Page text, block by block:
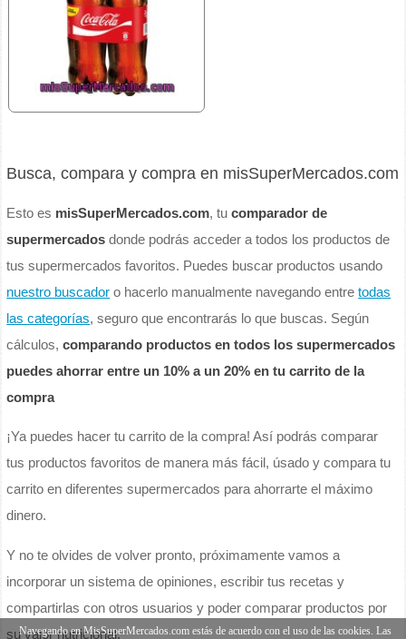
Busca, compara y compra en misSuperMercados.com
Esto es misSuperMercados.com, tucomparador de
supermercados donde podrás acceder a todos los productos de
tus supermercados favoritos. Puedes buscar productos usando
nuestro buscador o hacerlo manualmente navegando entretodas
las categorías, seguro que encontrarás lo que buscas. Según
cálculos,comparando productos en todos los supermercados
puedes ahorrar entre un 10% a un 20% en tu carrito de la
compra
¡Ya puedes hacer tu carrito de la compra! Así podrás comparar
tus productos favoritos de manera más fácil, úsado y compara tu
carrito en diferentes supermercados para ahorrarte el máximo
dinero.
Y no te olvides de volver pronto, próximamente vamos a
incorporar un sistema de opiniones, escribir tus recetas y
compartirlas con otros usuarios y poder comparar productos por
su valor nutricional.
Navegando en MisSuperMercados.com estás de acuerdo con el uso de las cookies. Las